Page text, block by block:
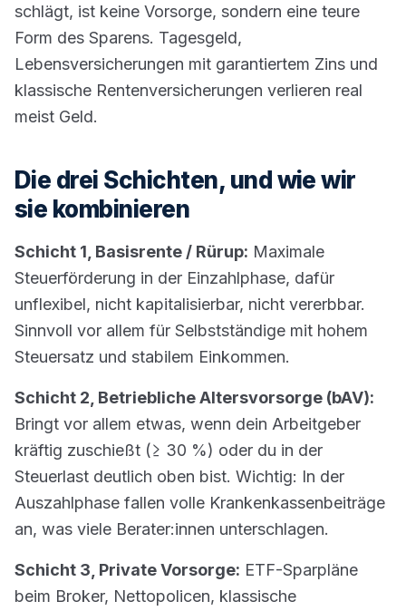
schlägt, ist keine Vorsorge, sondern eine teure
Form des Sparens. Tagesgeld,
Lebensversicherungen mit garantiertem Zins und
klassische Rentenversicherungen verlieren real
meist Geld.
Die drei Schichten, und wie wir
sie kombinieren
Schicht 1, Basisrente / Rürup: Maximale
Steuerförderung in der Einzahlphase, dafür
unflexibel, nicht kapitalisierbar, nicht vererbbar.
Sinnvoll vor allem für Selbstständige mit hohem
Steuersatz und stabilem Einkommen.
Schicht 2, Betriebliche Altersvorsorge (bAV):
Bringt vor allem etwas, wenn dein Arbeitgeber
kräftig zuschießt (≥ 30 %) oder du in der
Steuerlast deutlich oben bist. Wichtig: In der
Auszahlphase fallen volle Krankenkassenbeiträge
an, was viele Berater:innen unterschlagen.
Schicht 3, Private Vorsorge: ETF-Sparpläne
beim Broker, Nettopolicen, klassische